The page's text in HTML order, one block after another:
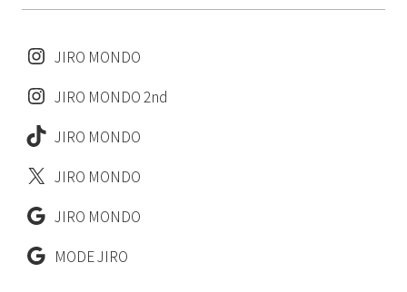
JIRO MONDO
JIRO MONDO 2nd
JIRO MONDO
JIRO MONDO
JIRO MONDO
MODE JIRO